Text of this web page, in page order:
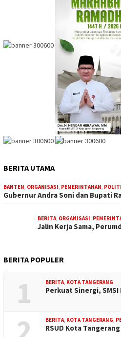
BERITA UTAMA
BANTEN, ORGANISASI, PEMERINTAHAN,
Gubernur Andra Soni dan Bupati
BERITA, ORGANISASI,
Jalin Kerja Sama,
BERITA POPULER
1 BERITA, KOTA TANGERANG
Perkuat Sinergi,
BERITA, KOTA TANGERANG,
RSUD Kota